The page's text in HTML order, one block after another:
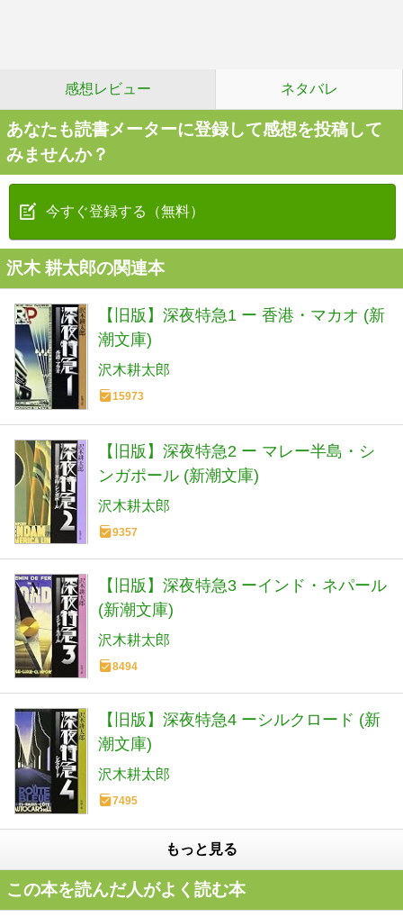
感想レビュー ネタバレ
あなたも読書メーターに登録して感想を投稿して
みませんか？
今すぐ登録する（無料）
沢木 耕太郎の関連本
【旧版】深夜特急1 ー 香港・マカオ (新
潮文庫)
沢木耕太郎
15973
【旧版】深夜特急2 ー マレー半島・シ
ンガポール (新潮文庫)
沢木耕太郎
9357
【旧版】深夜特急3 ーインド・ネパール
(新潮文庫)
沢木耕太郎
8494
【旧版】深夜特急4 ーシルクロード (新
潮文庫)
沢木耕太郎
7495
もっと見る
この本を読んだ人がよく読む本